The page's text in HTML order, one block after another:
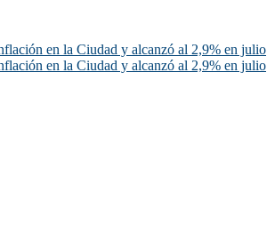
en la Ciudad y alcanzó al 2,9% en julio
en la Ciudad y alcanzó al 2,9% en julio